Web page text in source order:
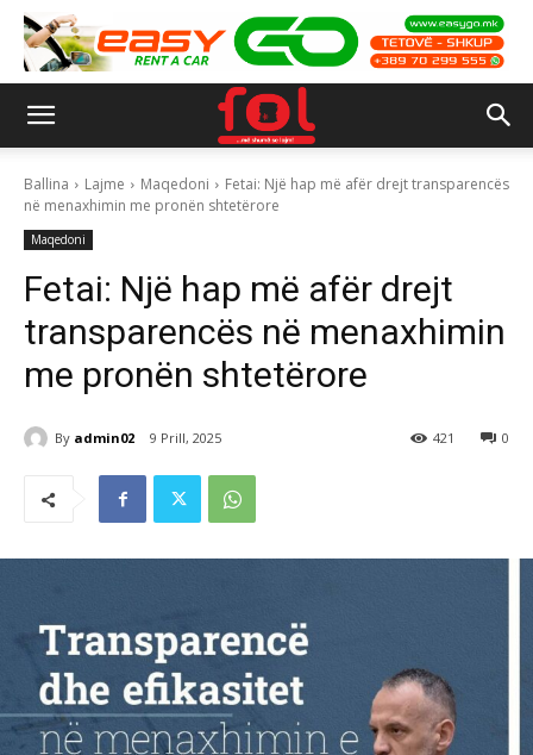
Ballina Lajme Maqedoni
Fetai: Një hap më afër drejt transparencës
në menaxhimin me pronën shtetërore
Maqedoni
Fetai: Një hap më afër drejt
transparencës në menaxhimin
me pronën shtetërore
By admin02 9 Prill, 2025 0
421